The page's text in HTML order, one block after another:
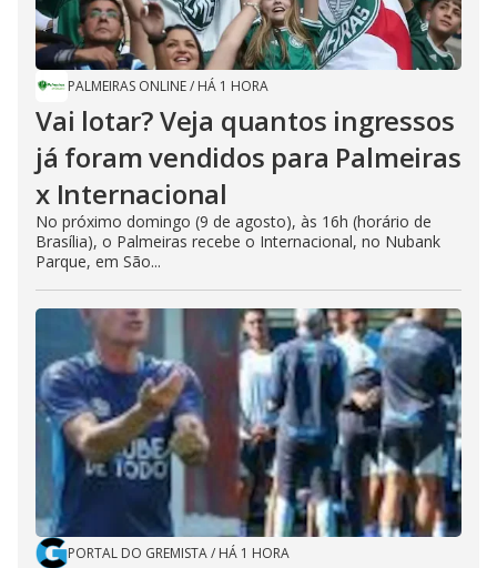
PALMEIRAS ONLINE/ HÁ 1 HORA
Vai lotar? Veja quantos ingressos
já foram vendidos para Palmeiras
x Internacional
No próximo domingo (9 de agosto), às 16h (horário de
Brasília), o Palmeiras recebe o Internacional, no Nubank
Parque, em São...
PORTAL DO GREMISTA/ HÁ 1 HORA